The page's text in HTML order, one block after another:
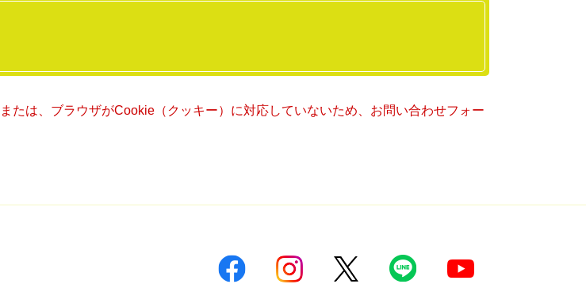
たは、ブラウザがCookie（クッキー）に対応していないため、お問い合わせフォー